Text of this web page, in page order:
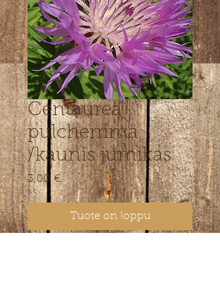
Centaurea
pulcherrima
/kaunis jumikas
3,00 €Hinta
Tuote on loppu